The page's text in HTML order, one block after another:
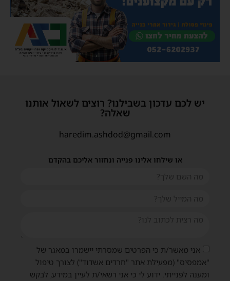
יש לכם עדכון בשבילנו? רוצים לשאול אותנו
שאלה?
haredim.ashdod@gmail.com
או שילחו אלינו פנייה ונחזור אליכם בהקדם
אני מאשר/ת כי הפרטים שמסרתי יישמרו במאגר של
"אמפסיס" (מפעילת אתר "חרדים אשדוד") לצורך טיפול
ומענה לפנייתי. ידוע לי כי אני רשאי/ת לעיין במידע, לבקש